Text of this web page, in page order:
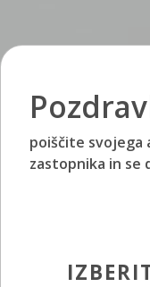
poiščite svojega
zastopnika in se